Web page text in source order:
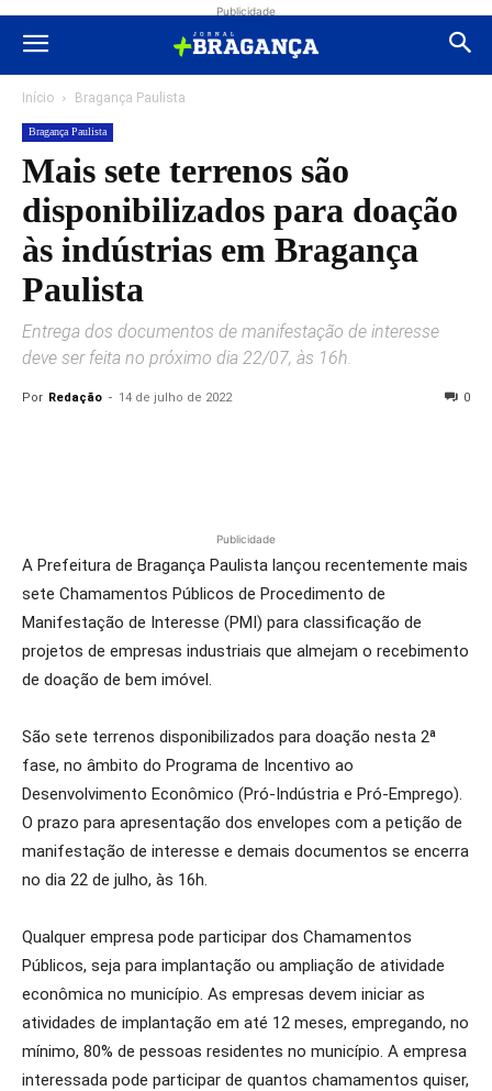
Publicidade
Início Bragança Paulista
Bragança Paulista
Mais sete terrenos são
disponibilizados para doação
às indústrias em Bragança
Paulista
Entrega dos documentos de manifestação de interesse
deve ser feita no próximo dia 22/07, às 16h.
Por Redação - 14 de julho de 2022 0
Publicidade
A Prefeitura de Bragança Paulista lançou recentemente mais
sete Chamamentos Públicos de Procedimento de
Manifestação de Interesse (PMI) para classificação de
projetos de empresas industriais que almejam o recebimento
de doação de bem imóvel.
São sete terrenos disponibilizados para doação nesta 2ª
fase, no âmbito do Programa de Incentivo ao
Desenvolvimento Econômico (Pró-Indústria e Pró-Emprego).
O prazo para apresentação dos envelopes com a petição de
manifestação de interesse e demais documentos se encerra
no dia 22 de julho, às 16h.
Qualquer empresa pode participar dos Chamamentos
Públicos, seja para implantação ou ampliação de atividade
econômica no município. As empresas devem iniciar as
atividades de implantação em até 12 meses, empregando, no
mínimo, 80% de pessoas residentes no município. A empresa
interessada pode participar de quantos chamamentos quiser,